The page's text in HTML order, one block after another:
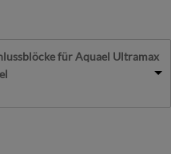
für Aquael Ultramax